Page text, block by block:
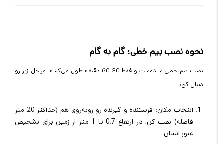
نحوه نصب بیم خطی: گام به گام
نصب بیم خطی ساده‌ست و فقط 30-60 دقیقه طول می‌کشه. مراحل زیر رو
دنبال کن:
انتخاب مکان: فرستنده و گیرنده رو روبه‌روی هم (حداکثر 20 متر
فاصله) نصب کن, در ارتفاع 0.7 تا 1 متر از زمین برای تشخیص
عبور انسان.